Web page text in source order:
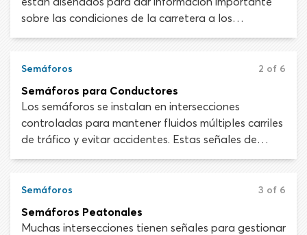
sobre las condiciones de la carretera a los
automovilistas y peatones. También se utilizan para
conductores cuándo deben parar, prepararse para
parar o avanzar.
Semáforos 2 of 6
Semáforos para Conductores
Los semáforos se instalan en intersecciones
controladas para mantener fluidos múltiples carriles
de tráfico y evitar accidentes. Estas señales de
control de tráfico están programadas para evitar
que el tráfico se mueva con la mayor libertad
posible. Este artículo te enseñará a interpretar los
semáforos.
Semáforos 3 of 6
Semáforos Peatonales
Muchas intersecciones tienen señales para gestionar